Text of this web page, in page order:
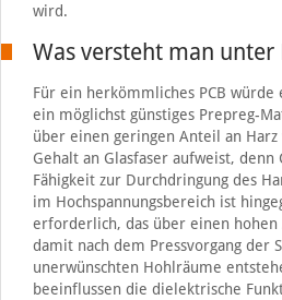
wird.
Was versteht man unter
Für ein herkömmliches PCB
ein möglichst günstiges Prepreg-
über einen geringen Anteil an
Gehalt an Glasfaser aufweist, denn
Fähigkeit zur Durchdringung des
im Hochspannungsbereich ist
erforderlich, das über einen
damit nach dem Pressvorgang der
unerwünschten Hohlräume
beeinflussen die dielektrische